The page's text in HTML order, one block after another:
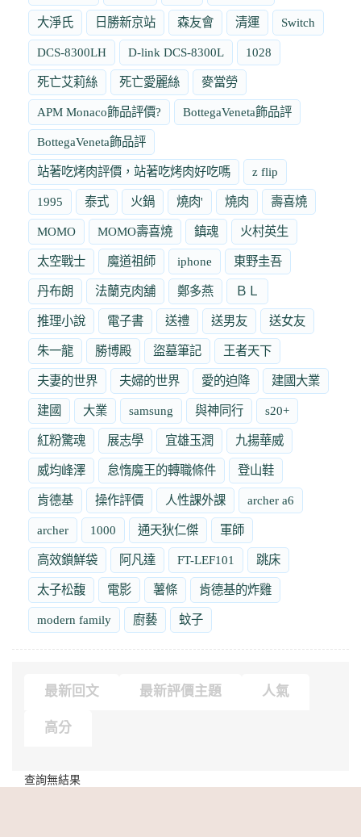
大淨氏 日勝新京站 森友會 清運 Switch
DCS-8300LH D-link DCS-8300L 1028
死亡艾莉絲 死亡愛麗絲 麥當勞
APM Monaco飾品評價? BottegaVeneta飾品評
BottegaVeneta飾品評
站著吃烤肉評價，站著吃烤肉好吃嗎 z flip
1995 泰式 火鍋 燒肉' 燒肉 壽喜燒
MOMO MOMO壽喜燒 鎮魂 火村英生
太空戰士 魔道祖師 iphone 東野圭吾
丹布朗 法蘭克肉舖 鄭多燕 ＢＬ
推理小說 電子書 送禮 送男友 送女友
朱一龍 勝博殿 盜墓筆記 王者天下
夫妻的世界 夫婦的世界 愛的迫降 建國大業
建國 大業 samsung 與神同行 s20+
紅粉驚魂 展志學 宜雄玉潤 九揚華威
威均峰澤 怠惰魔王的轉職條件 登山鞋
肯德基 操作評價 人性課外課 archer a6
archer 1000 通天狄仁傑 軍師
高效鎖鮮袋 阿凡達 FT-LEF101 跳床
太子松馥 電影 薯條 肯德基的炸雞
modern family 廚藝 蚊子
最新回文 最新評價主題 人氣
高分
查詢無結果